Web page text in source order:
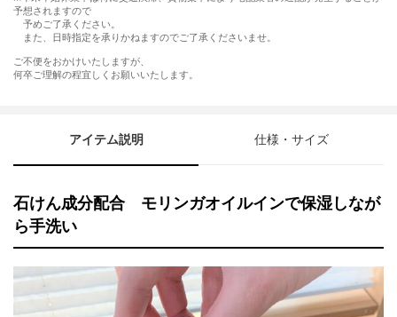
予想されますので
予めご了承ください。
また、日時指定を承りかねますのでご了承くださいませ。
ご不便をおかけいたしますが、
何卒ご理解の程宜しくお願いいたします。
アイテム説明 仕様・サイズ
石けん成分配合 モリンガオイルインで保湿しなが
ら手洗い